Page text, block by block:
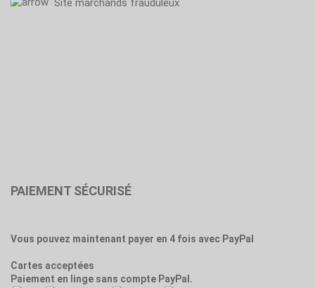
Site marchands frauduleux
PAIEMENT SÉCURISÉ
Vous pouvez maintenant payer en 4 fois avec PayPal
Cartes acceptées
Paiement en linge sans compte PayPal.